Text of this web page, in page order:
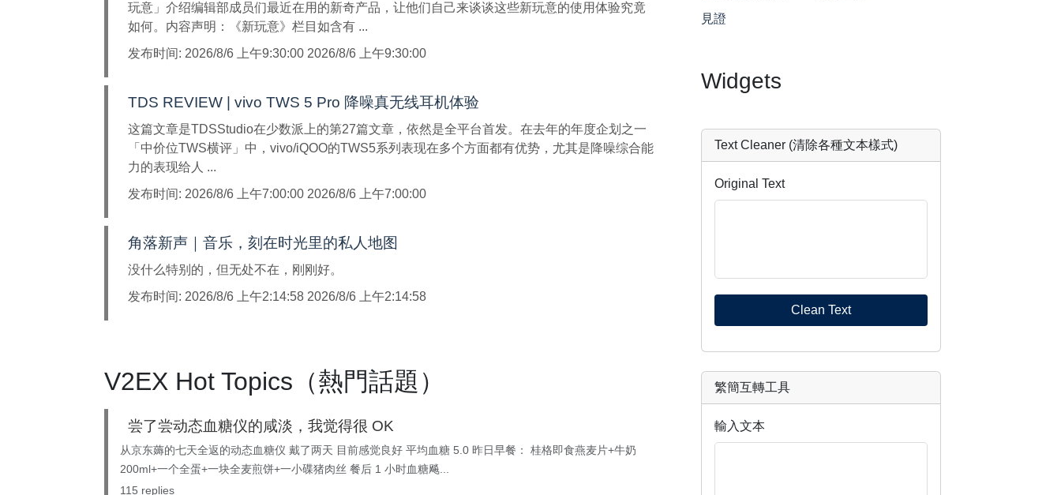
玩意」介绍编辑部成员们最近在用的新奇产品，让他们自己来谈谈这些新玩意的使用体验究竟
如何。内容声明：《新玩意》栏目如含有 ...
发布时间: 2026/8/6 上午9:30:00 2026/8/6 上午9:30:00
TDS REVIEW | vivo TWS 5 Pro 降噪真无线耳机体验
这篇文章是TDSStudio在少数派上的第27篇文章，依然是全平台首发。在去年的年度企划之一
「中价位TWS横评」中，vivo/iQOO的TWS5系列表现在多个方面都有优势，尤其是降噪综合能
力的表现给人 ...
发布时间: 2026/8/6 上午7:00:00 2026/8/6 上午7:00:00
角落新声｜音乐，刻在时光里的私人地图
没什么特别的，但无处不在，刚刚好。
发布时间: 2026/8/6 上午2:14:58 2026/8/6 上午2:14:58
V2EX Hot Topics（熱門話題）
尝了尝动态血糖仪的咸淡，我觉得很 OK
从京东薅的七天全返的动态血糖仪 戴了两天 目前感觉良好 平均血糖 5.0 昨日早餐： 桂格即食燕麦片+牛奶
200ml+一个全蛋+一块全麦煎饼+一小碟猪肉丝 餐后 1 小时血糖飚...
115 replies
見證
Widgets
Text Cleaner (清除各種文本樣式)
Original Text
Clean Text
繁簡互轉工具
輸入文本